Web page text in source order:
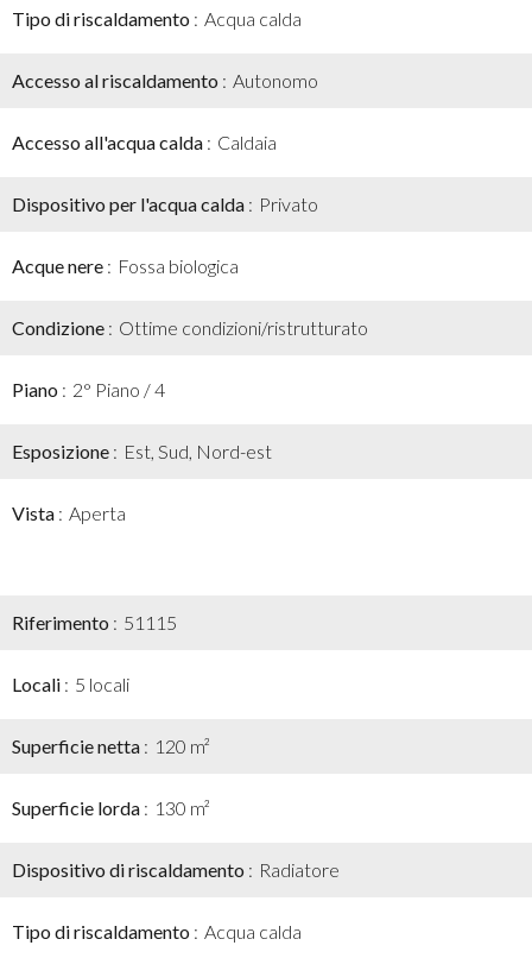
Tipo di riscaldamento Acqua calda
Accesso al riscaldamento Autonomo
Accesso all'acqua calda Caldaia
Dispositivo per l'acqua calda Privato
Acque nere Fossa biologica
Condizione Ottime condizioni/ristrutturato
Piano 2° Piano / 4
Esposizione Est, Sud, Nord-est
Vista Aperta
Riferimento 51115
Locali 5 locali
Superficie netta 120 m²
Superficie lorda 130 m²
Dispositivo di riscaldamento Radiatore
Tipo di riscaldamento Acqua calda